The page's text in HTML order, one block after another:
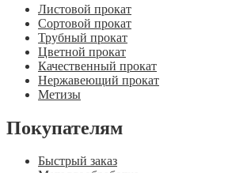
Листовой прокат
Сортовой прокат
Трубный прокат
Цветной прокат
Качественный прокат
Нержавеющий прокат
Метизы
Покупателям
Быстрый заказ